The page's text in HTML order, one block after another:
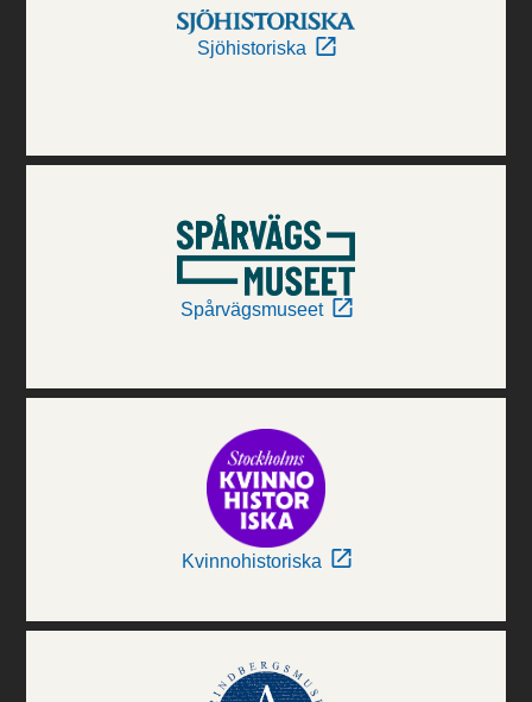
Sjöhistoriska
Spårvägsmuseet
Kvinnohistoriska